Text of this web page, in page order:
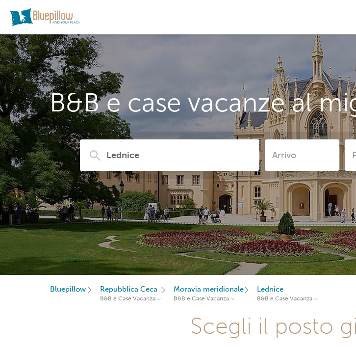
B&B e case vacanze al
Bluepillow Repubblica Ceca
B&B e Case Vacanza
Moravia meridionale
B&B e Case Vacanza
Lednice
B&B e Case Vacanza
Scegli il posto